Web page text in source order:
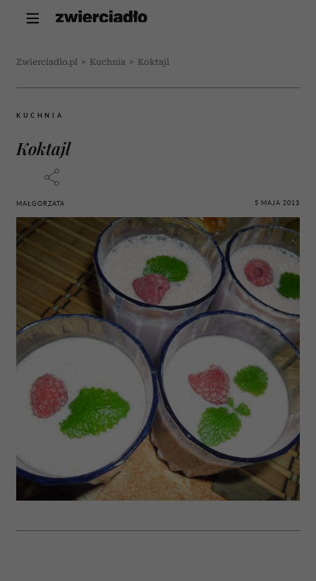
Zwierciadlo.pl > Kuchnia > Koktajl
KUCHNIA
Koktajl
MAŁGORZATA 5 MAJA 2013